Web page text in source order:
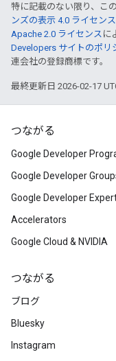
特に記載のない限り、こ
ンズの表示 4.0 ライセンス
Apache 2.0 ライセンス に
Developers サイトのポリ
連会社の登録商標です。
最終更新日 2026-02-17
つながる
Google Developer
Google Developer
Google Developer
Accelerators
Google Cloud & NVIDIA
つながる
ブログ
Bluesky
Instagram